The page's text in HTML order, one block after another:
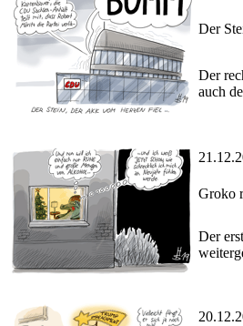
Der
Der
auch
Groko
Der